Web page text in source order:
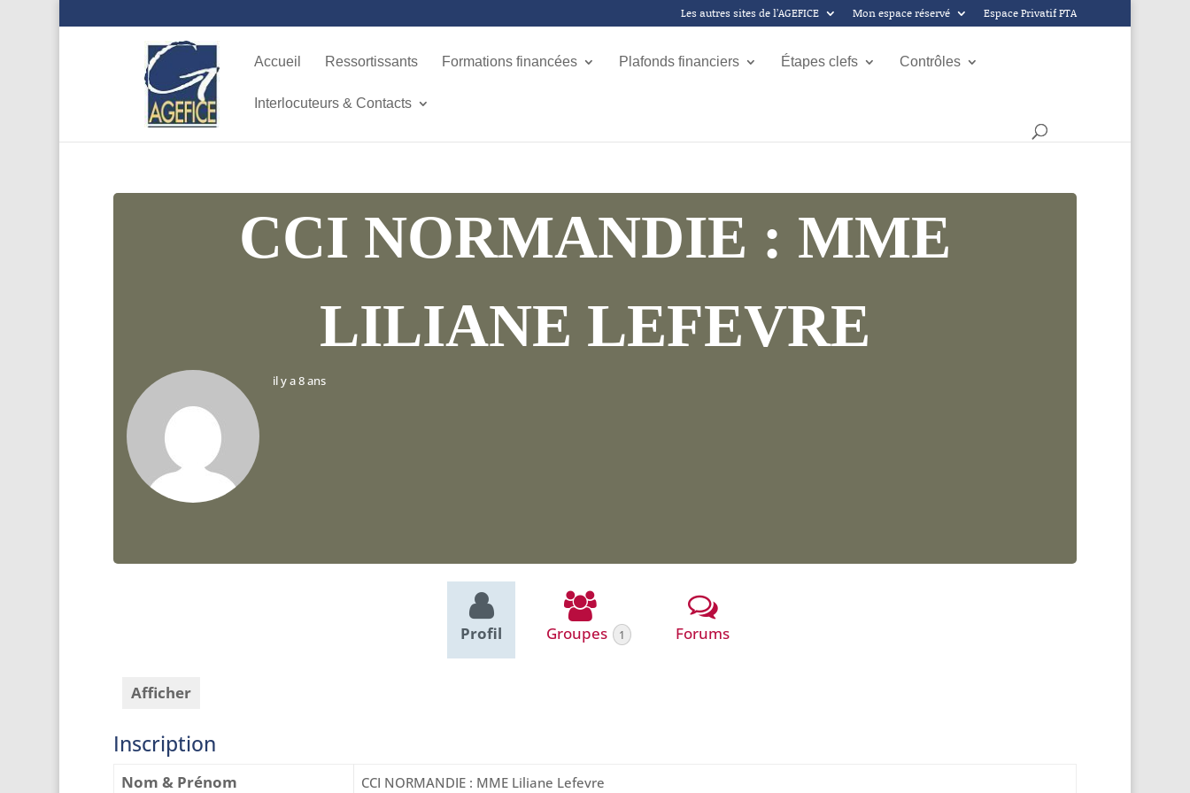
Les autres sites de l’AGEFICE Mon espace réservé Espace Privatif PTA
Accueil Ressortissants Formations financées Plafonds financiers Étapes clefs Contrôles
Interlocuteurs & Contacts
CCI NORMANDIE : MME
LILIANE LEFEVRE
il y a 8 ans
Profil Groupes 1 Forums
Afficher
Inscription
Nom & Prénom CCI NORMANDIE : MME Liliane Lefevre